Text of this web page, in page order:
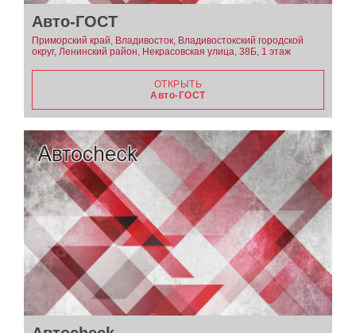
Авто-ГОСТ
Приморский край, Владивосток, Владивостокский городской
округ, Ленинский район, Некрасовская улица, 38Б, 1 этаж
ОТКРЫТЬ
Авто-ГОСТ